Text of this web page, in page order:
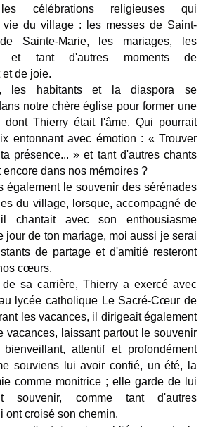
célébrations religieuses qui
vie du village : les messes de Saint-
Sainte-Marie, les mariages, les
et tant d'autres moments de
de joie.
les habitants et la diaspora se
notre chère église pour former une
dont Thierry était l'âme. Qui pourrait
entonnant avec émotion : « Trouver
présence... » et tant d'autres chants
dans nos mémoires ?
également le souvenir des sérénades
du village, lorsque, accompagné de
chantait avec son enthousiasme
jour de ton mariage, moi aussi je serai
de partage et d'amitié resteront
cœurs.
sa carrière, Thierry a exercé avec
lycée catholique Le Sacré-Cœur de
les vacances, il dirigeait également
vacances, laissant partout le souvenir
attentif et profondément
souviens lui avoir confié, un été, la
comme monitrice ; elle garde de lui
souvenir, comme tant d'autres
ont croisé son chemin.